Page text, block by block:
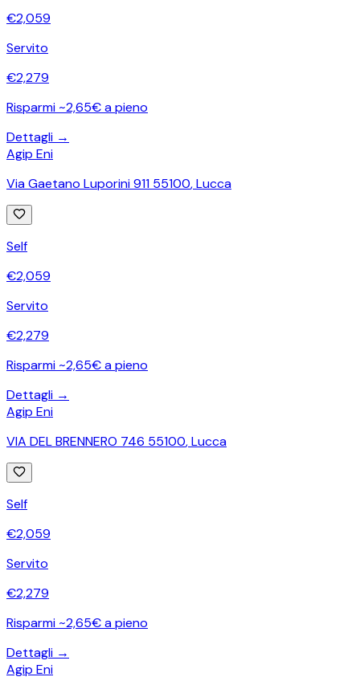
€2,059
Servito
€2,279
Risparmi ~2,65€ a pieno
Dettagli →
Agip Eni
Via Gaetano Luporini 911 55100,Lucca
Self
€2,059
Servito
€2,279
Risparmi ~2,65€ a pieno
Dettagli →
Agip Eni
VIA DEL BRENNERO 746 55100,Lucca
Self
€2,059
Servito
€2,279
Risparmi ~2,65€ a pieno
Dettagli →
Agip Eni